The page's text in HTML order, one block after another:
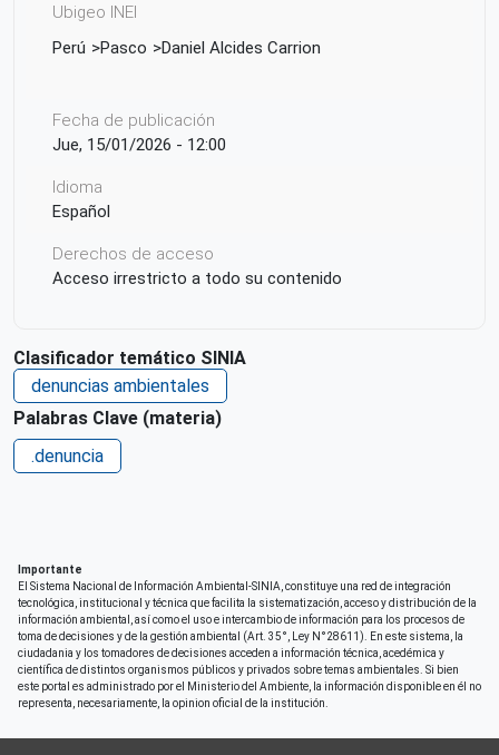
Ubigeo INEI
Perú
Pasco Daniel Alcides Carrion
Fecha de publicación
Jue, 15/01/2026 - 12:00
Idioma
Español
Derechos de acceso
Acceso irrestricto a todo su contenido
Clasificador temático SINIA
denuncias ambientales
Palabras Clave (materia)
.denuncia
Importante
El Sistema Nacional de Información Ambiental-SINIA, constituye una red de integración
tecnológica, institucional y técnica que facilita la sistematización, acceso y distribución de la
información ambiental, así como el uso e intercambio de información para los procesos de
toma de decisiones y de la gestión ambiental (Art. 35°, Ley N°28611). En este sistema, la
ciudadania y los tomadores de decisiones acceden a información técnica, acedémica y
científica de distintos organismos públicos y privados sobre temas ambientales. Si bien
este portal es administrado por el Ministerio del Ambiente, la información disponible en él no
representa, necesariamente, la opinion oficial de la institución.